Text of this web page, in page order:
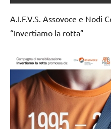
A.I.F.V.S. Assovoce e Nodi
“Invertiamo la rotta”